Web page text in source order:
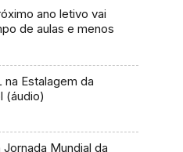
ano letivo vai
de aulas e menos
Estalagem da
(áudio)
Mundial da